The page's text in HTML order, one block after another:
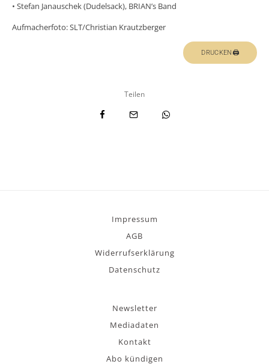
• Stefan Janauschek (Dudelsack), BRIAN’s Band
Aufmacherfoto: SLT/Christian Krautzberger
DRUCKEN🖨
Teilen
Impressum
AGB
Widerrufserklärung
Datenschutz
Newsletter
Mediadaten
Kontakt
Abo kündigen